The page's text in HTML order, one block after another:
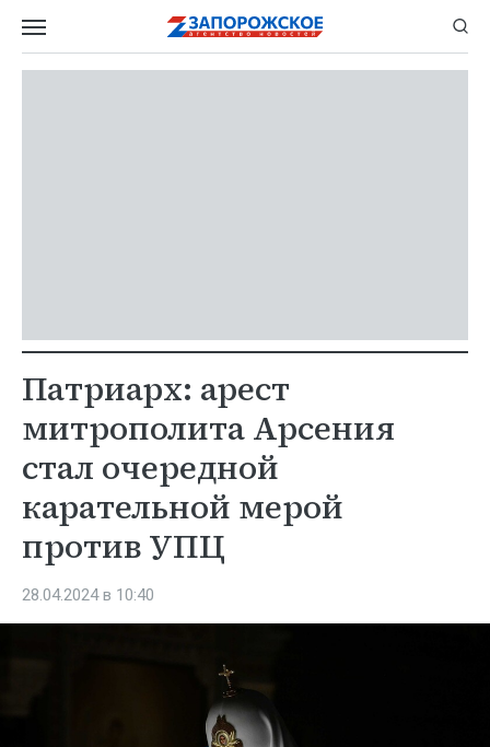
Патриарх: арест
митрополита Арсения
стал очередной
карательной мерой
против УПЦ
28.04.2024 в 10:40